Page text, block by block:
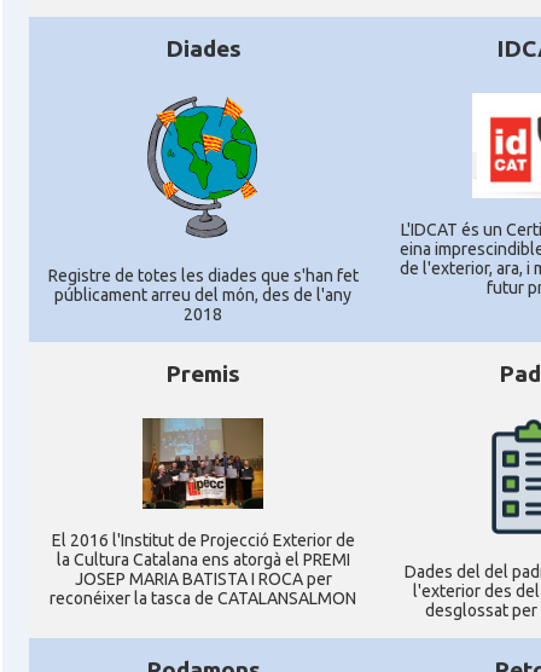
Diades
Registre de totes les diades que s'han fet
públicament arreu del món, des de l'any
2018
L'IDCAT és un
eina
de l'exterior, ara, i
futur
Premis
El 2016 l'Institut de Projecció Exterior de
la Cultura Catalana ens atorgà el PREMI
JOSEP MARIA BATISTA I ROCA per
reconéixer la tasca de CATALANSALMON
Dades del del
l'exterior des
desglossat per